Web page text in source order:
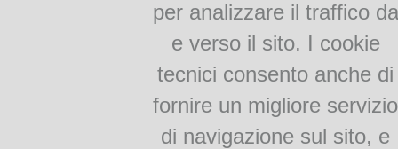
per analizzare il traffico da
e verso il sito. I cookie
tecnici consento anche di
fornire un migliore servizio
di navigazione sul sito, e